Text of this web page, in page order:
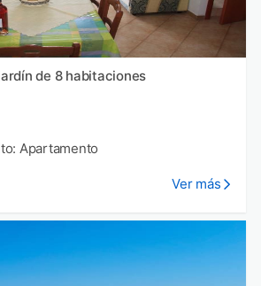
de 8 habitaciones
Apartamento
Ver más